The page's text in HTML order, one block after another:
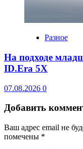
Разное
На подходе
ID.Era 5X
07.08.2026 0
Добавить
Ваш адрес email не
помечены *